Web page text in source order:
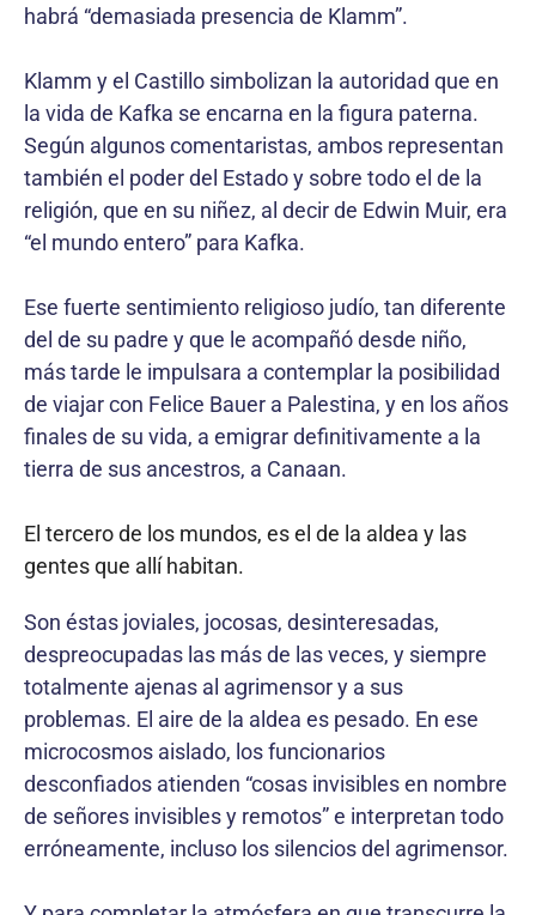
habrá “demasiada presencia de Klamm”.
Klamm y el Castillo simbolizan la autoridad que en
la vida de Kafka se encarna en la figura paterna.
Según algunos comentaristas, ambos representan
también el poder del Estado y sobre todo el de la
religión, que en su niñez, al decir de Edwin Muir, era
“el mundo entero” para Kafka.
Ese fuerte sentimiento religioso judío, tan diferente
del de su padre y que le acompañó desde niño,
más tarde le impulsara a contemplar la posibilidad
de viajar con Felice Bauer a Palestina, y en los años
finales de su vida, a emigrar definitivamente a la
tierra de sus ancestros, a Canaan.
El tercero de los mundos, es el de la aldea y las
gentes que allí habitan.
Son éstas joviales, jocosas, desinteresadas,
despreocupadas las más de las veces, y siempre
totalmente ajenas al agrimensor y a sus
problemas. El aire de la aldea es pesado. En ese
microcosmos aislado, los funcionarios
desconfiados atienden “cosas invisibles en nombre
de señores invisibles y remotos” e interpretan todo
erróneamente, incluso los silencios del agrimensor.